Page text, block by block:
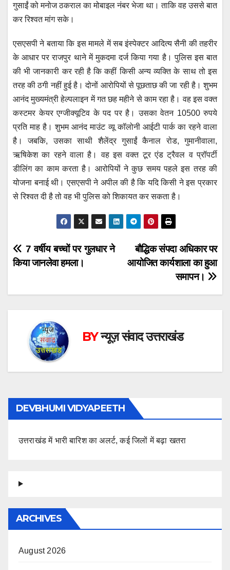
गुसाईं को मनोज ठकराल का मोबाइल नंबर भेजा था। ताकि वह उससे बात
कर रिश्वत मांग सके।
एसएसपी ने बताया कि इस मामले में सब इंस्पेक्टर आदित्य सैनी की तहरीर
के आधार पर राजपुर थाने में मुकदमा दर्ज किया गया है। पुलिस इस बात
की भी जानकारी कर रही है कि कहीं किसी अन्य व्यक्ति के साथ तो इस
तरह की ठगी नहीं हुई है। दोनों आरोपियों से पूछताछ की जा रही है। शुभम
आनंद मुख्यमंत्री हेल्पलाइन में गत छह महीने से काम रहा है। वह इस वक्त
कस्टमर केयर एग्जीक्यूटिव के पद पर है। उसका वेतन 10500 रुपये
प्रति माह है। शुभम आनंद माउंट व्यू कॉलोनी आईटी पार्क का रहने वाला
है। जबकि, उसका साथी शैलेंद्र गुसाईं कैनाल रोड, गुमानीवाला,
ऋषिकेश का रहने वाला है। वह इस वक्त टूर एंड ट्रैवल व प्रॉपर्टी
डीलिंग का काम करता है। आरोपियों ने कुछ समय पहले इस तरह की
योजना बनाई थी। एसएसपी ने अपील की है कि यदि किसी ने इस प्रकार
से रिश्वत दी है तो वह भी पुलिस को शिकायत कर सकता है।
Post
navigation
बौद्धिक संपदा अधिकार पर
आयोजित कार्यशाला का हुआ
समापन।
7 वर्षीय बच्चों पर गुलधार ने
किया जानलेवा हमला।
BYन्यूज़ संवाद उत्तराखंड
DEVBHUMI VIDYAPEETH
उत्तराखंड में भारी बारिश का अलर्ट, कई जिलों में बढ़ा खतरा
ARCHIVES
August 2026